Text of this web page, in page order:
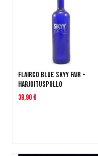
Flairco Blue Skyy Fair -
harjoituspullo
39,90 €